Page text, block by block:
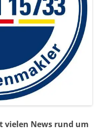
vielen News rund um